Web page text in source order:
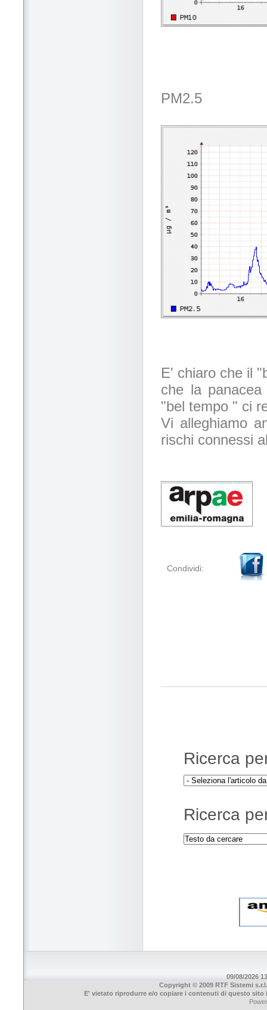
PM2.5
E' chiaro che il
che la
"bel tempo " ci
Vi alleghiamo
rischi connessi
Condividi:
Ricerca
Ricerca
09/08/2026
Copyright © 2009 RTF Sistemi
E' vietato riprodurre e/o copiare i contenuti di questo